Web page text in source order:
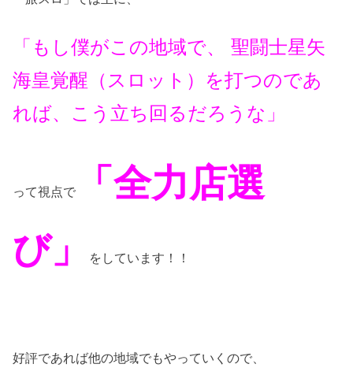
「もし僕がこの地域で、 聖闘士星矢
海皇覚醒（スロット）を打つのであ
れば、こう立ち回るだろうな」
って視点で
「全力店選
び」
をしています！！
好評であれば他の地域でもやっていくので、